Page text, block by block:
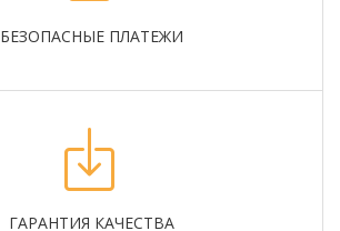
БЕЗОПАСНЫЕ ПЛАТЕЖИ
ГАРАНТИЯ КАЧЕСТВА